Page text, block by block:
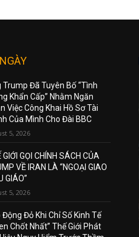
Trump Đã Tuyên Bố “Tình
Khẩn Cấp” Nhằm Ngăn
Việc Công Khai Hồ Sơ Tài
Của Mình Cho Đài BBC
5, 2026
GIỚI GỌI CHÍNH SÁCH CỦA
VỀ IRAN LÀ “NGOẠI GIAO
GIÁO”
5, 2026
Động Đỏ Khi Chỉ Số Kinh Tế
Chốt Nhất” Thế Giới Phát